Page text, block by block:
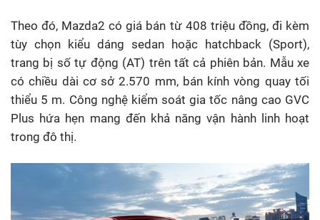
Theo đó, Mazda2 có giá bán từ 408 triệu đồng, đi kèm
tùy chọn kiểu dáng sedan hoặc hatchback (Sport),
trang bị số tự động (AT) trên tất cả phiên bản. Mẫu xe
có chiều dài cơ sở 2.570 mm, bán kính vòng quay tối
thiểu 5 m. Công nghệ kiểm soát gia tốc nâng cao GVC
Plus hứa hẹn mang đến khả năng vận hành linh hoạt
trong đô thị.